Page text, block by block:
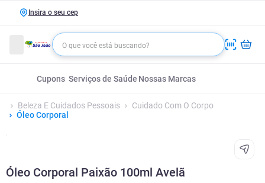
Insira o seu cep
Cupons Serviços de Saúde Nossas Marcas
Beleza E Cuidados Pessoais
Cuidado Com O Corpo
Óleo Corporal
Óleo Corporal Paixão 100ml Avelã